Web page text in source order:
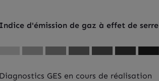
Indice d'émission de gaz à effet de serre
Diagnostics GES en cours de réalisation